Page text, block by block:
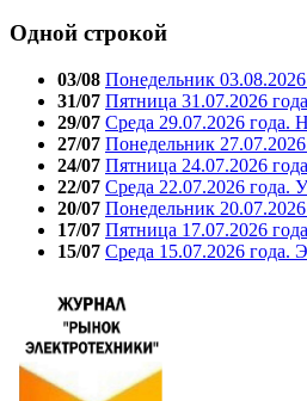
Одной строкой
03/08 Понедельник
31/07 Пятница 31.07.2026
29/07 Среда 29.07.2026 года.
27/07 Понедельник 27.07.2026
24/07 Пятница 24.07.2026
22/07 Среда 22.07.2026 года.
20/07 Понедельник
17/07 Пятница 17.07.2026
15/07 Среда 15.07.2026 года.